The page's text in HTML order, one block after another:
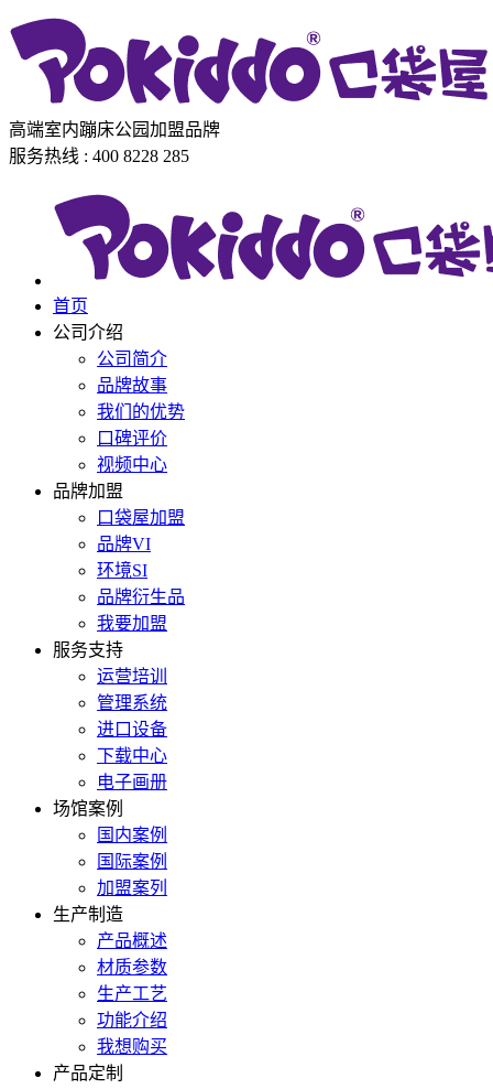
高端室内蹦床公园加盟品牌
服务热线 : 400 8228 285
首页
公司介绍
公司简介
品牌故事
我们的优势
口碑评价
视频中心
品牌加盟
口袋屋加盟
品牌VI
环境SI
品牌衍生品
我要加盟
服务支持
运营培训
管理系统
进口设备
下载中心
电子画册
场馆案例
国内案例
国际案例
加盟案列
生产制造
产品概述
材质参数
生产工艺
功能介绍
我想购买
产品定制